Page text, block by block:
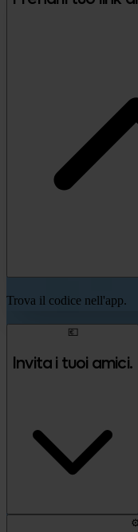
Trova il codice nell'app.
💶
Invita i tuoi amici.
⚙️